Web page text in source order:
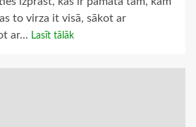
to virza it visā, sākot ar
ar... Lasīt tālāk